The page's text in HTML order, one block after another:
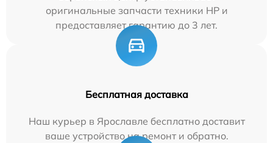
оригинальные запчасти техники HP и
предоставляет гарантию до 3 лет.
Бесплатная доставка
Наш курьер в Ярославле бесплатно доставит
ваше устройство на ремонт и обратно.